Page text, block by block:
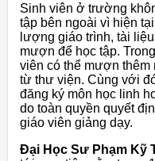
Sinh viên ở trường
tập bên ngoài vì hiện
lượng giáo trình, tài
mượn để học tập.
viên có thể mượn thêm
từ thư viện. Cùng với
đăng ký môn học linh
do toàn quyền quyết
giáo viên giảng dạy.
Đại Học Sư Phạm Kỹ